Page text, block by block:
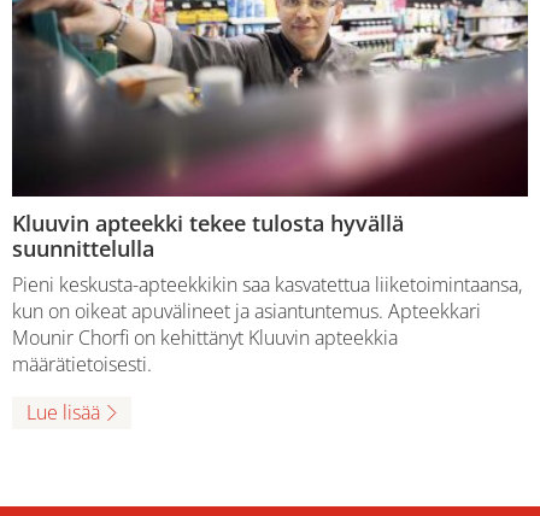
Kluuvin apteekki tekee tulosta hyvällä
suunnittelulla
Pieni keskusta-apteekkikin saa kasvatettua liiketoimintaansa,
kun on oikeat apuvälineet ja asiantuntemus. Apteekkari
Mounir Chorfi on kehittänyt Kluuvin apteekkia
määrätietoisesti.
Lue lisää